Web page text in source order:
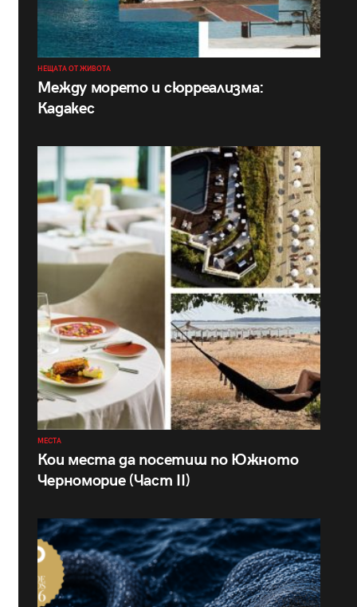
НЕЩАТА ОТ ЖИВОТА
Между морето и сюрреализма:
Кадакес
МЕСТА
Кои места да посетиш по Южното
Черноморие (Част II)